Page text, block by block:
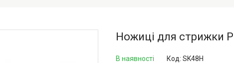
Ножиці для стрижки
В наявності Код: SK48Н